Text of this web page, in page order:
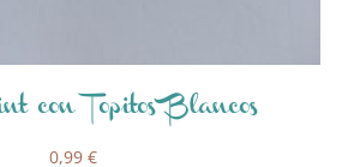
con Topitos Blancos
0,99 €